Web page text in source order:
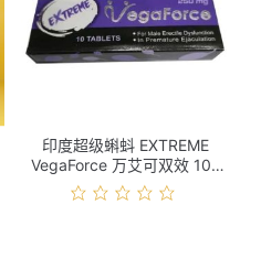
印度超级蝌蚪 EXTREME
VegaForce 万艾可双效 10s
价格